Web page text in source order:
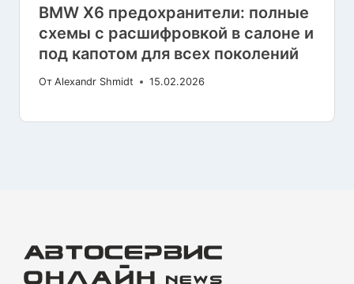
BMW X6 предохранители: полные
схемы с расшифровкой в салоне и
под капотом для всех поколений
От Alexandr Shmidt 15.02.2026